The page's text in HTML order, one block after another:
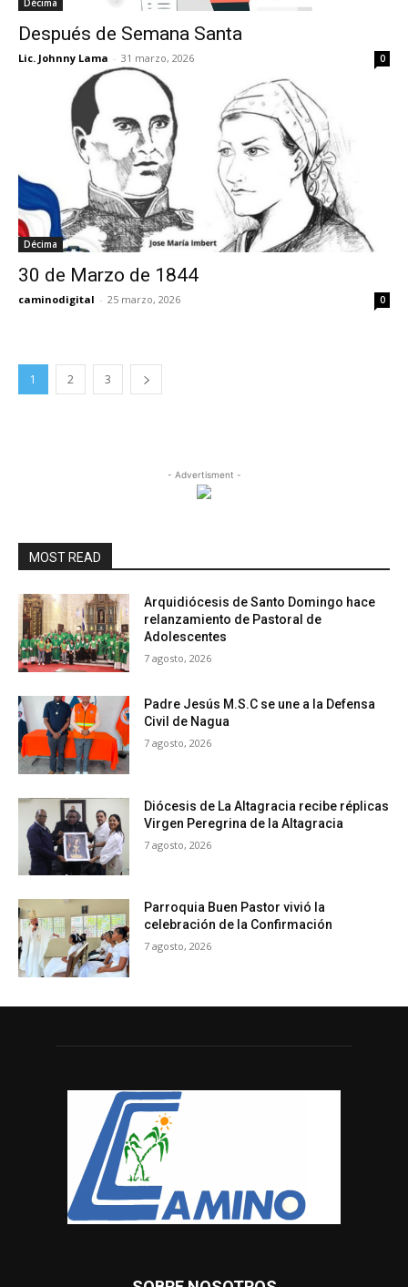
Décima
Después de Semana Santa
Lic. Johnny Lama - 31 marzo, 2026 0
Décima
30 de Marzo de 1844
caminodigital - 25 marzo, 2026 0
1 2 3
- Advertisment -
MOST READ
Arquidiócesis de Santo Domingo hace
relanzamiento de Pastoral de
Adolescentes
7 agosto, 2026
Padre Jesús M.S.C se une a la Defensa
Civil de Nagua
7 agosto, 2026
Diócesis de La Altagracia recibe réplicas
Virgen Peregrina de la Altagracia
7 agosto, 2026
Parroquia Buen Pastor vivió la
celebración de la Confirmación
7 agosto, 2026